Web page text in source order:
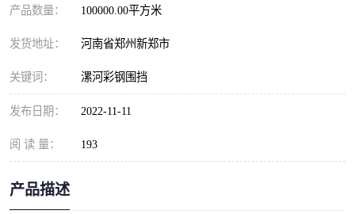
产品数量： 100000.00平方米
发货地址： 河南省郑州新郑市
关键词： 漯河彩钢围挡
发布日期： 2022-11-11
阅 读 量： 193
产品描述